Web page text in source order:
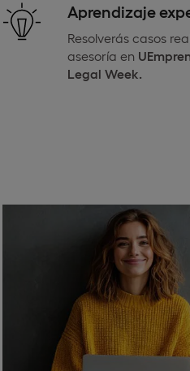
Aprendizaje
Resolverás casos
asesoría en
Legal Week.